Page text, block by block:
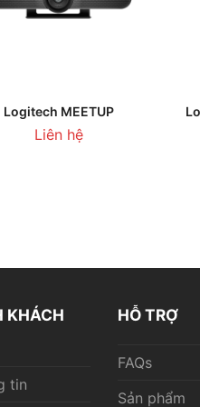
LIÊN HỆ TƯ VẤN
Logitech MEETUP
Liên hệ
KHÁCH
tin
HỖ TRỢ
FAQs
Sản phẩm